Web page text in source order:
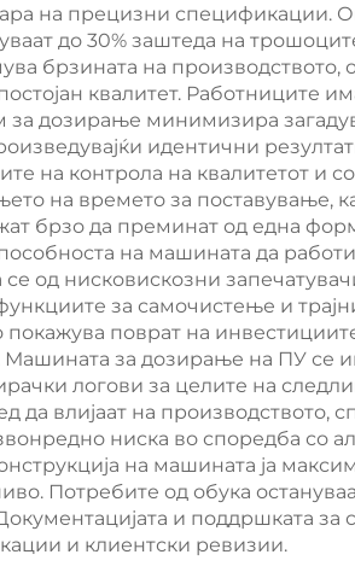
Машина Fipfg Pu
Резинка Машина
Робот
на прецизни спецификации.
до 30% заштеда на
брзината на производството,
квалитет. Работниците
за дозирање минимизира
идентични
на контрола на квалитетот и
на времето за поставување,
брзо да преминат од една
на машината да
од нисковискозни
за самочистење и
поврат на
за дозирање на ПУ се
логови за целите на
влијаат на производството,
ниска во споредба со
на машината ја
Потребите од обука
и поддршката за
и клиентски ревизии.